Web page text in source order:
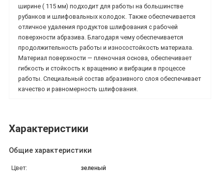
ширине ( 115 мм) подходит для работы на большинстве
рубанков и шлифовальных колодок. Также обеспечивается
отличное удаления продуктов шлифования с рабочей
поверхности абразива. Благодаря чему обеспечивается
продолжительность работы и износостойкость материала.
Материал поверхности — пленочная основа, обеспечивает
гибкость и стойкость к вращению и вибрации в процессе
работы. Специальный состав абразивного слоя обеспечивает
качество и равномерность шлифования.
Характеристики
Общие характеристики
Цвет: зеленый